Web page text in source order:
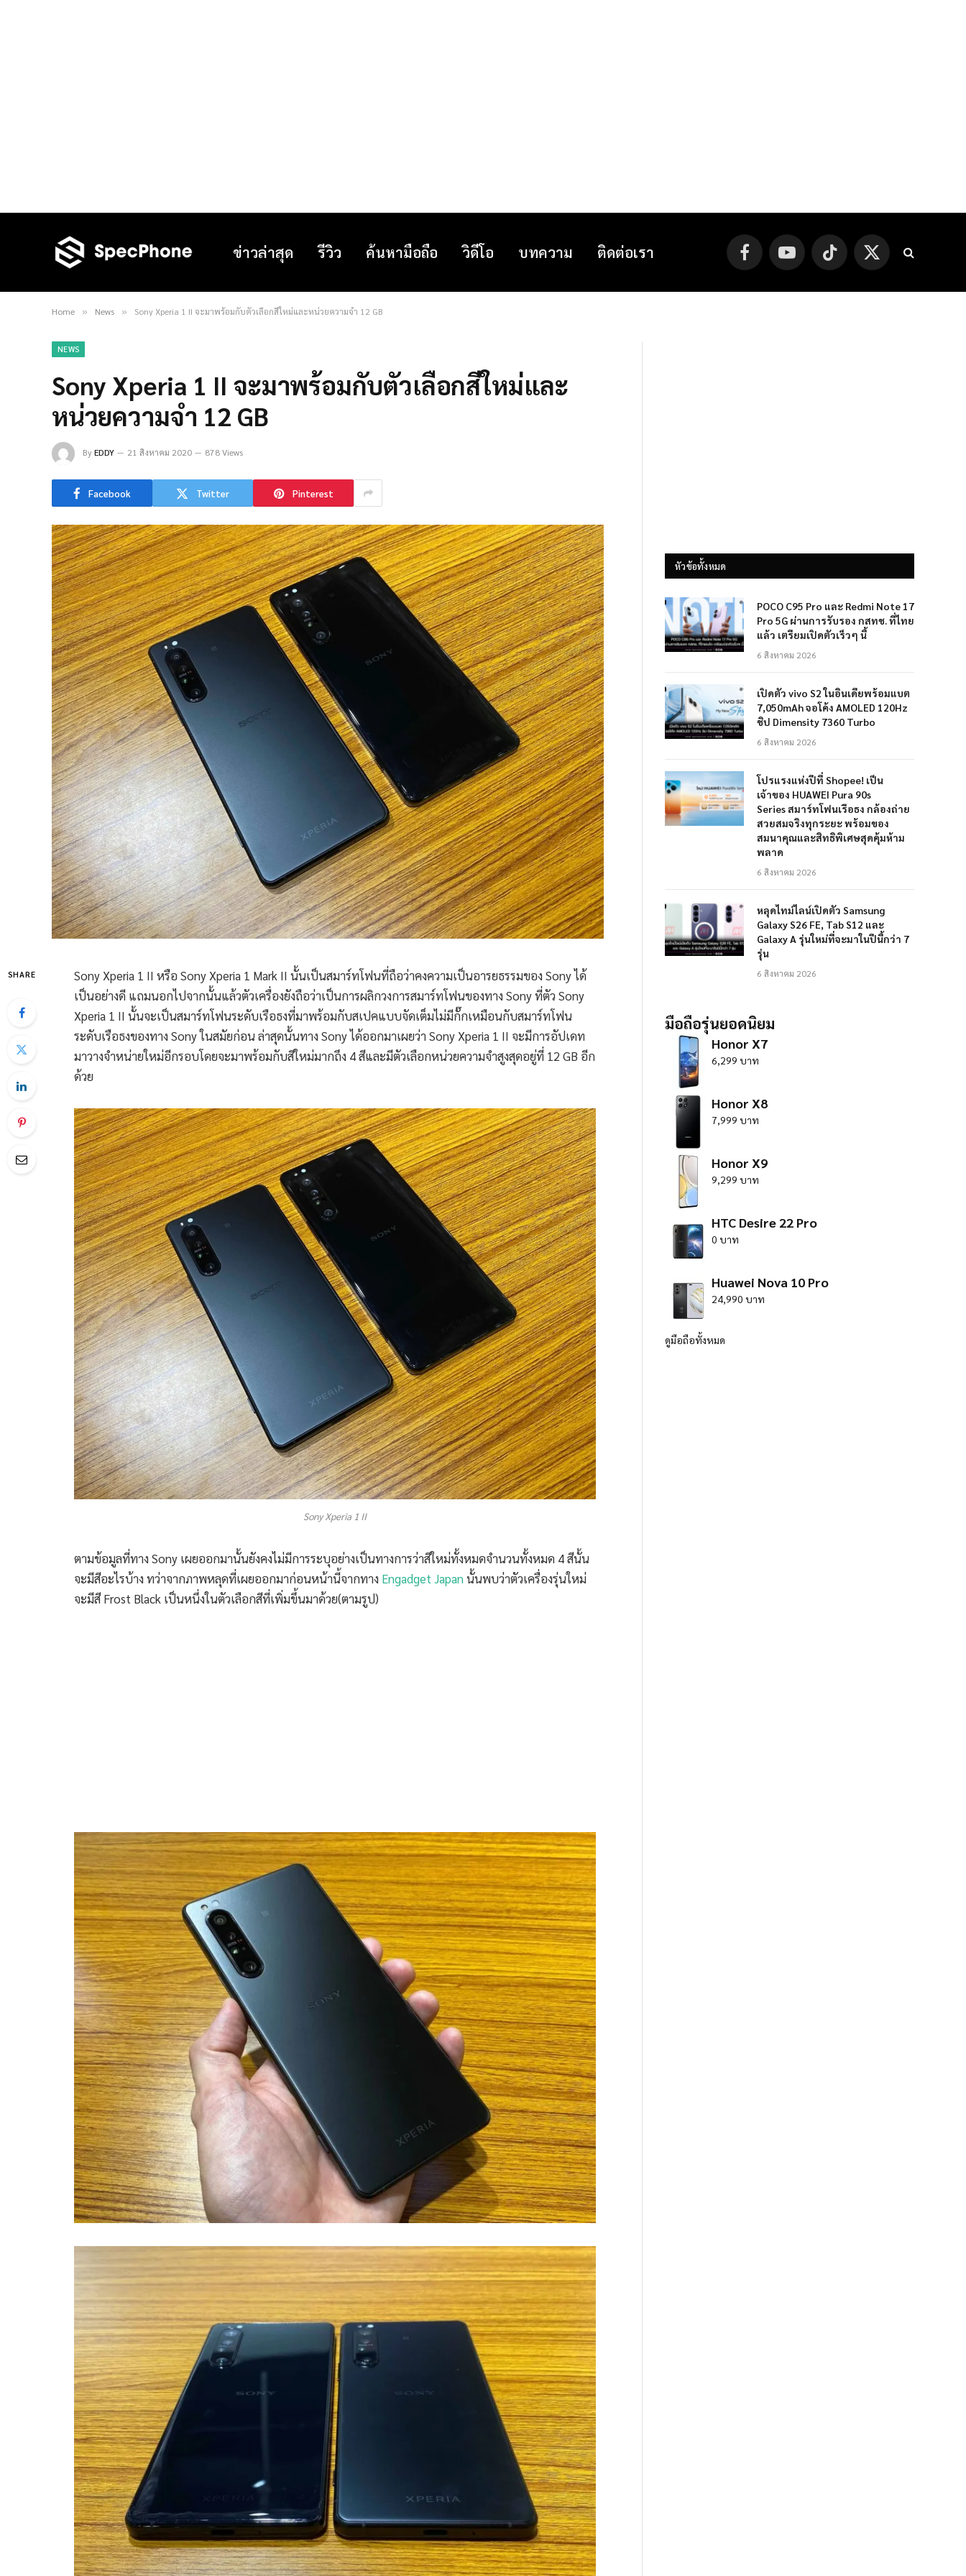
ข่าวล่าสุด รีวิว ค้นหามือถือ วิดีโอ บทความ ติดต่อเรา FacebookYouTube TikTok
X
(Twitter)
Home » News » Sony Xperia 1 II จะมาพร้อมกับตัวเลือกสีใหม่และหน่วยความจำ 12 GB
NEWS
Sony Xperia 1 II จะมาพร้อมกับตัวเลือกสีใหม่และ
หน่วยความจำ 12 GB
ByEDDY 21 สิงหาคม 2020 878 Views
Facebook Twitter Pinterest
SHARE
Sony Xperia 1 II หรือ Sony Xperia 1 Mark II นั้นเป็นสมาร์ทโฟนที่ถือว่าคงความเป็นอารยธรรมของ Sony ได้
เป็นอย่างดี แถมนอกไปจากนั้นแล้วตัวเครื่องยังถือว่าเป็นการผลิกวงการสมาร์ทโฟนของทาง Sony ที่ตัว Sony
Xperia 1 II นั้นจะเป็นสมาร์ทโฟนระดับเรือธงที่มาพร้อมกับสเปคแบบจัดเต็มไม่มีกั๊กเหมือนกับสมาร์ทโฟน
ระดับเรือธงของทาง Sony ในสมัยก่อน ล่าสุดนั้นทาง Sony ได้ออกมาเผยว่า Sony Xperia 1 II จะมีการอัปเดท
มาวางจำหน่ายใหม่อีกรอบโดยจะมาพร้อมกับสีใหม่มากถึง 4 สีและมีตัวเลือกหน่วยความจำสูงสุดอยู่ที่ 12 GB อีก
ด้วย
Sony Xperia 1 II
ตามข้อมูลที่ทาง Sony เผยออกมานั้นยังคงไม่มีการระบุอย่างเป็นทางการว่าสีใหม่ทั้งหมดจำนวนทั้งหมด 4 สีนั้น
จะมีสีอะไรบ้าง ทว่าจากภาพหลุดที่เผยออกมาก่อนหน้านี้จากทาง Engadget Japanนั้นพบว่าตัวเครื่องรุ่นใหม่
จะมีสี Frost Black เป็นหนึ่งในตัวเลือกสีที่เพิ่มขึ้นมาด้วย(ตามรูป)
หัวข้อทั้งหมด
POCO C95 Pro และ Redmi Note 17
Pro 5G ผ่านการรับรอง กสทช. ที่ไทย
แล้ว เตรียมเปิดตัวเร็วๆ นี้
6 สิงหาคม 2026
เปิดตัว vivo S2 ในอินเดียพร้อมแบต
7,050mAh จอโค้ง AMOLED 120Hz
ชิป Dimensity 7360 Turbo
6 สิงหาคม 2026
โปรแรงแห่งปีที่ Shopee! เป็น
เจ้าของ HUAWEI Pura 90s
Series สมาร์ทโฟนเรือธง กล้องถ่าย
สวยสมจริงทุกระยะ พร้อมของ
สมนาคุณและสิทธิพิเศษสุดคุ้มห้าม
พลาด
6 สิงหาคม 2026
หลุดไทม์ไลน์เปิดตัว Samsung
Galaxy S26 FE, Tab S12 และ
Galaxy A รุ่นใหม่ที่จะมาในปีนี้กว่า 7
รุ่น
6 สิงหาคม 2026
มือถือรุ่นยอดนิยม
Honor X7
6,299 บาท
Honor X8
7,999 บาท
Honor X9
9,299 บาท
HTC Desire 22 Pro
0 บาท
Huawei Nova 10 Pro
24,990 บาท
ดูมือถือทั้งหมด